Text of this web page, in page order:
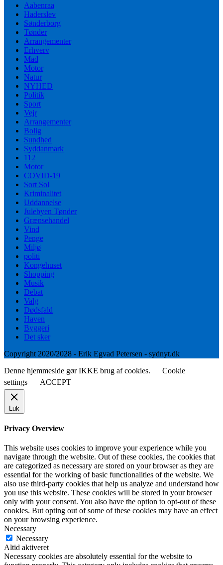
Aabenraa
Haderslev
Sønderborg
Tønder
Arrangementer
Erhverv
Mad
Motor
Natur
NYHED
Politik
Sport
Vejr
Arrangementer
Bolig
Sundhed
Syddanmark
112
Motor
COVID-19
Sort Sol
Kriminalitet
Uddannelse
Julebyen Tønder
Grænsehandel
Vind
Penge
Miljø
politi
Kongehuset
Shopping
Musik
Debat
Valg
Dødsfald
Haven
Byggeri
Det sker
Copyright 2020/2028 - Erik Egvad Petersen - sydnyt.dk
Denne hjemmeside gør IKKE brug af cookies.
Cookie
settings
ACCEPT
Luk
Privacy Overview
This website uses cookies to improve your experience while you
navigate through the website. Out of these cookies, the cookies that
are categorized as necessary are stored on your browser as they are
essential for the working of basic functionalities of the website. We
also use third-party cookies that help us analyze and understand how
you use this website. These cookies will be stored in your browser
only with your consent. You also have the option to opt-out of these
cookies. But opting out of some of these cookies may have an effect
on your browsing experience.
Necessary
Necessary
Altid aktiveret
Necessary cookies are absolutely essential for the website to